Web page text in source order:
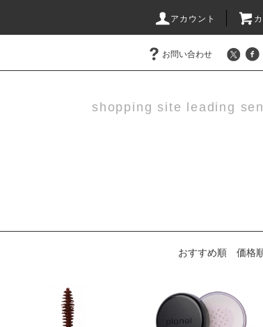
アカウント
お問い合わせ
shopping site leading
おすすめ順 価格